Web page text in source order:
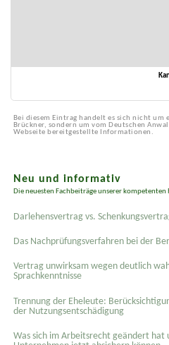
Bei diesem Eintrag handelt es sich nicht um
Brückner, sondern um vom Deutschen
Webseite bereitgestellte Informationen.
Neu und informativ
Die neuesten Fachbeiträge unserer kompetenten
Darlehensvertrag vs.
Das Nachprüfungsverfahren bei der
Vertrag unwirksam wegen deutlich
Sprachkenntnisse
Trennung der Eheleute:
der Nutzungsentschädigung
Was sich im Arbeitsrecht geändert hat